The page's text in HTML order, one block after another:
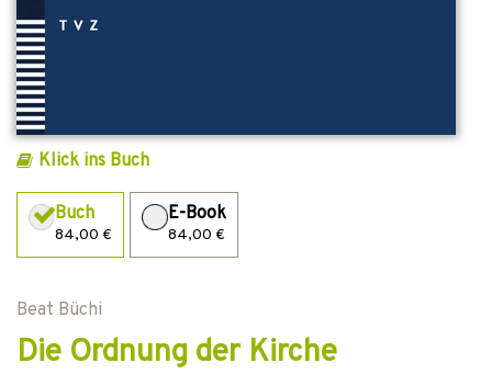
Klick ins Buch
Buch
84,00 €
E-Book
84,00 €
Beat Büchi
Die Ordnung der Kirche